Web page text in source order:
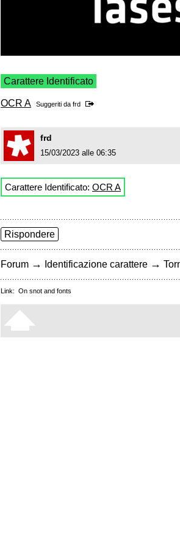
Carattere Identificato
OCR A Suggeriti da frd
frd
15/03/2023 alle 06:35
Carattere Identificato: OCR A
Rispondere
Forum → Identificazione carattere →
Link: On snot and fonts